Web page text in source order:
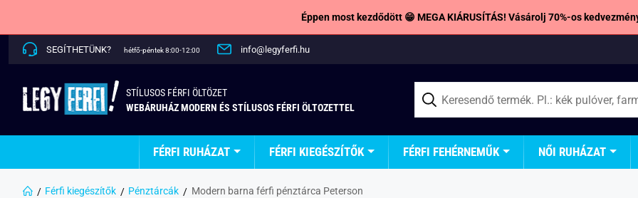
Éppen most kezdődött 😁 MEGA KIÁRUSÍTÁS! Vásárolj 70%-os
SEGÍTHETÜNK? hétfő-péntek 8:00-12:00 info@legyferfi.hu
STÍLUSOS FÉRFI ÖLTÖZET
WEBÁRUHÁZ MODERN ÉS STÍLUSOS FÉRFI ÖLTOZETTEL
FÉRFI RUHÁZAT FÉRFI KIEGÉSZÍTŐK FÉRFI FEHÉRNEMŰK NŐI RUHÁZAT
Férfi kiegészítők Pénztárcák Modern barna férfi pénztárca Peterson